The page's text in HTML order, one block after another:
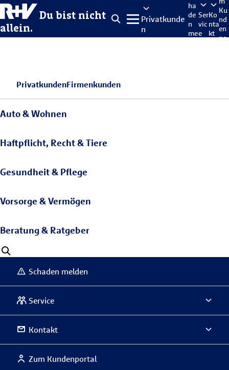
Du bist nicht
allein.
Privatkunde
n
ha
de
n
me
Ser
vic
e
Ko
nta
kt
Ku
nd
en
po
PrivatkundenFirmenkunden
Auto & Wohnen
Haftpflicht, Recht & Tiere
Gesundheit & Pflege
Vorsorge & Vermögen
Beratung & Ratgeber
Schaden melden
Service
Kontakt
Zum Kundenportal